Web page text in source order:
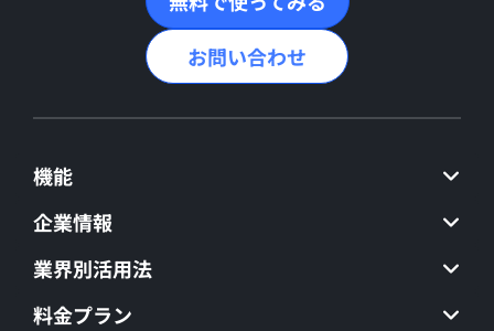
お問い合わせ
機能
企業情報
業界別活用法
料金プラン